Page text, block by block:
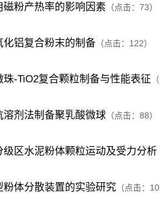
磁粉产热率的影响因素 （点击： 73）
化铝复合粉末的制备 （点击： 122）
珠-TiO2复合颗粒制备与性能表征
溶剂法制备聚乳酸微球 （点击： 88）
级区水泥粉体颗粒运动及受力分析
粉体分散装置的实验研究 （点击：